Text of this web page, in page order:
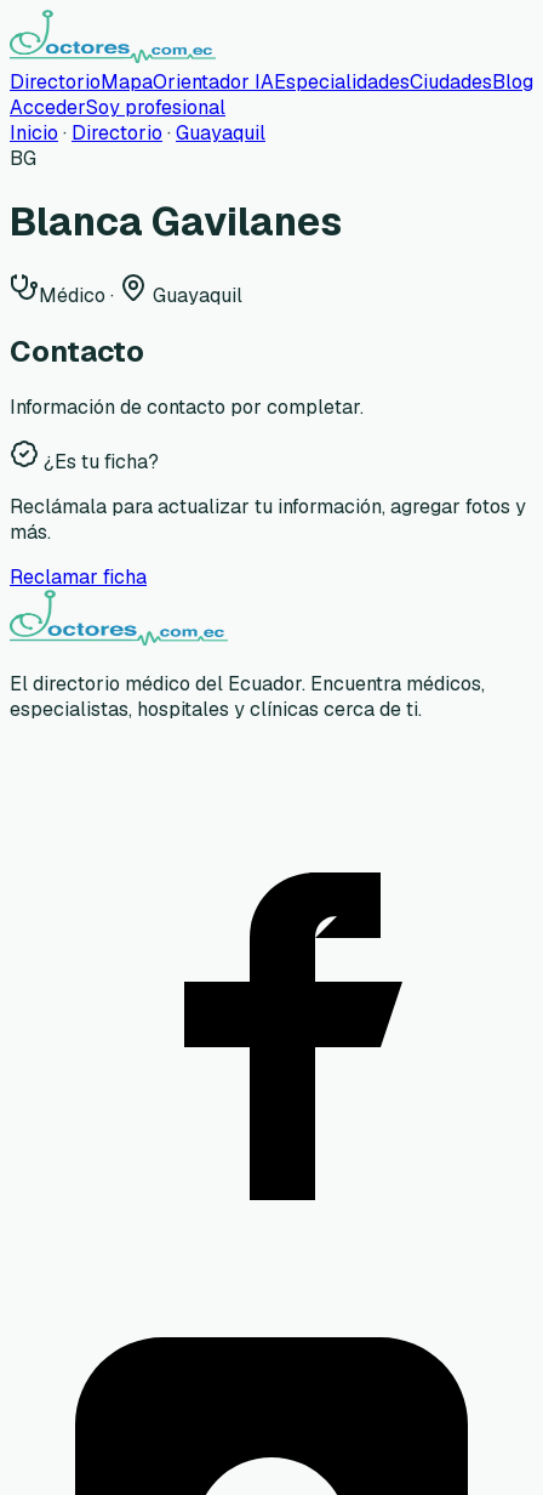
DirectorioMapaOrientador IAEspecialidadesCiudadesBlog
AccederSoy profesional
Inicio · Directorio ·Guayaquil
BG
Blanca Gavilanes
Médico · Guayaquil
Contacto
Información de contacto por completar.
¿Es tu ficha?
Reclámala para actualizar tu información, agregar fotos y
más.
Reclamar ficha
El directorio médico del Ecuador. Encuentra médicos,
especialistas, hospitales y clínicas cerca de ti.